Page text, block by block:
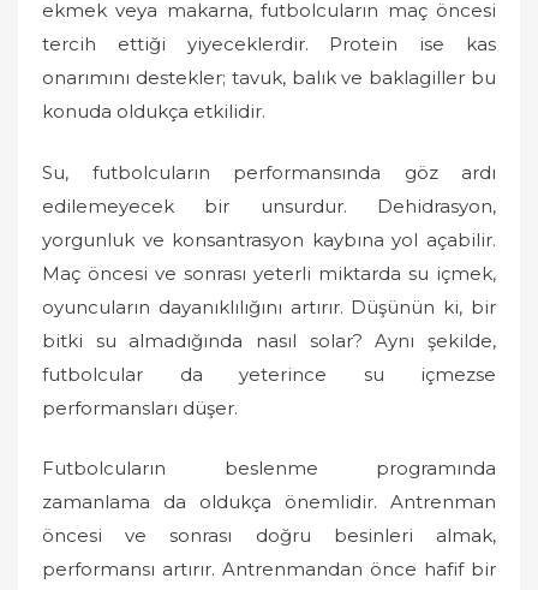
ekmek veya makarna, futbolcuların maç öncesi
tercih ettiği yiyeceklerdir. Protein ise kas
onarımını destekler; tavuk, balık ve baklagiller bu
konuda oldukça etkilidir.
Su, futbolcuların performansında göz ardı
edilemeyecek bir unsurdur. Dehidrasyon,
yorgunluk ve konsantrasyon kaybına yol açabilir.
Maç öncesi ve sonrası yeterli miktarda su içmek,
oyuncuların dayanıklılığını artırır. Düşünün ki, bir
bitki su almadığında nasıl solar? Aynı şekilde,
futbolcular da yeterince su içmezse
performansları düşer.
Futbolcuların beslenme programında
zamanlama da oldukça önemlidir. Antrenman
öncesi ve sonrası doğru besinleri almak,
performansı artırır. Antrenmandan önce hafif bir